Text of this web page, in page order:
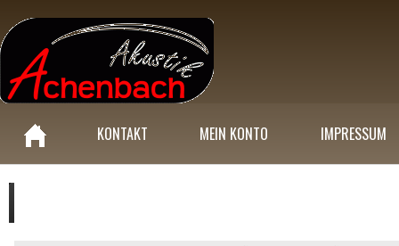
KONTAKT MEIN KONTO IMPRESSUM